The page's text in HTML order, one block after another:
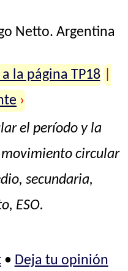
Netto. Argentina
a la página TP18
›
el período y la
circular
secundaria,
ESO.
• Deja tu opinión